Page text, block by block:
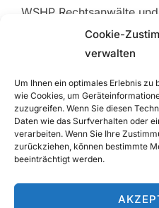
Cookie-
verwalten
Um Ihnen ein optimales Erlebnis
wie Cookies, um
zuzugreifen. Wenn Sie diesen
Daten wie das Surfverhalten oder
verarbeiten. Wenn Sie Ihre
zurückziehen, können bestimmte
beeinträchtigt werden.
WSHP Rechtsanwälte
Frankfurter Straße 35
D-61118 Bad Vilbel
Telefax: 06101 12229
Email address:
Information about